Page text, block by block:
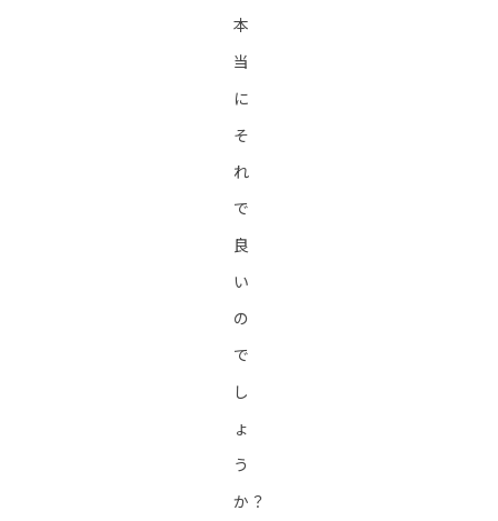
本
当
に
そ
れ
で
良
い
の
で
し
ょ
う
か？